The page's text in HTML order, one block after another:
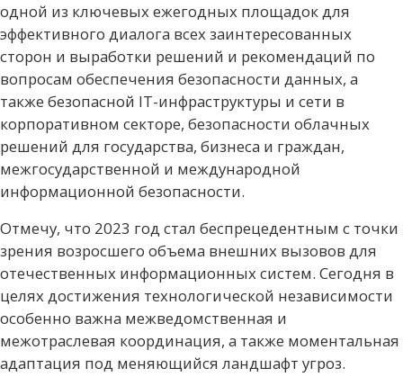
одной из ключевых ежегодных площадок для
эффективного диалога всех заинтересованных
сторон и выработки решений и рекомендаций по
вопросам обеспечения безопасности данных, а
также безопасной IT-инфраструктуры и сети в
корпоративном секторе, безопасности облачных
решений для государства, бизнеса и граждан,
межгосударственной и международной
информационной безопасности.
Отмечу, что 2023 год стал беспрецедентным с точки
зрения возросшего объема внешних вызовов для
отечественных информационных систем. Сегодня в
целях достижения технологической независимости
особенно важна межведомственная и
межотраслевая координация, а также моментальная
адаптация под меняющийся ландшафт угроз.